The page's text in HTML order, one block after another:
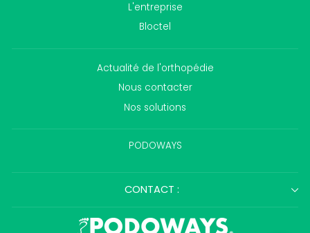
L'entreprise
Bloctel
Actualité de l'orthopédie
Nous contacter
Nos solutions
PODOWAYS
CONTACT :